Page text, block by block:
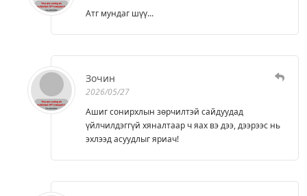
Атг мундаг шүү...
Зочин
2026/05/27
Ашиг сонирхлын зөрчилтэй сайдуудад
үйлчилдэггүй хяналтаар ч яах вэ дээ, дээрээс нь
эхлээд асуудлыг яриач!